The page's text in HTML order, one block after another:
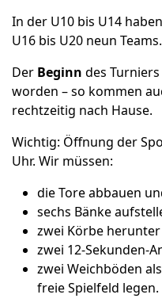
In der U10 bis U14
U16 bis U20 neun Teams.
Der Beginn des
worden – so kommen
rechtzeitig nach Hause.
Wichtig: Öffnung der
Uhr. Wir müssen:
die Tore abbauen
sechs Bänke
zwei Körbe
zwei 12-Sekunden-
zwei Weichböden
freie Spielfeld legen.